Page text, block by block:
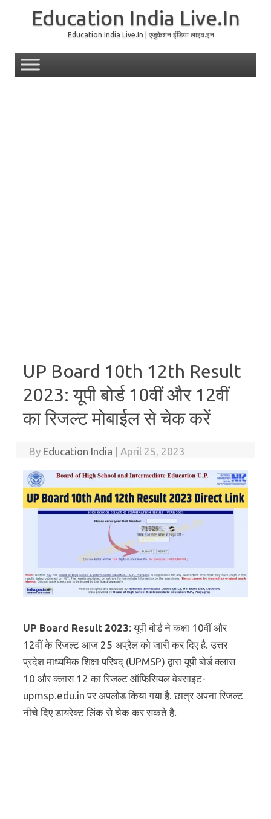
Education India Live.In
Education India Live.In | एजुकेशन इंडिया लाइव.इन
UP Board 10th 12th Result
2023: यूपी बोर्ड 10वीं और 12वीं
का रिजल्ट मोबाईल से चेक करें
By Education India | April 25, 2023
UP Board Result 2023: यूपी बोर्ड ने कक्षा 10वीं और
12वीं के रिजल्ट आज 25 अप्रैल को जारी कर दिए है. उत्तर
प्रदेश माध्यमिक शिक्षा परिषद् (UPMSP) द्वारा यूपी बोर्ड क्लास
10 और क्लास 12 का रिजल्ट ऑफिसियल वेबसाइट-
upmsp.edu.in पर अपलोड किया गया है. छात्र अपना रिजल्ट
नीचे दिए डायरेक्ट लिंक से चेक कर सकते है.